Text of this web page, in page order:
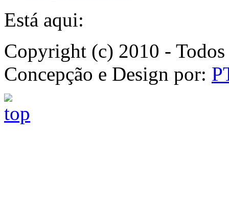
Está aqui:
Copyright (c) 2010 -
Concepção e Design por: